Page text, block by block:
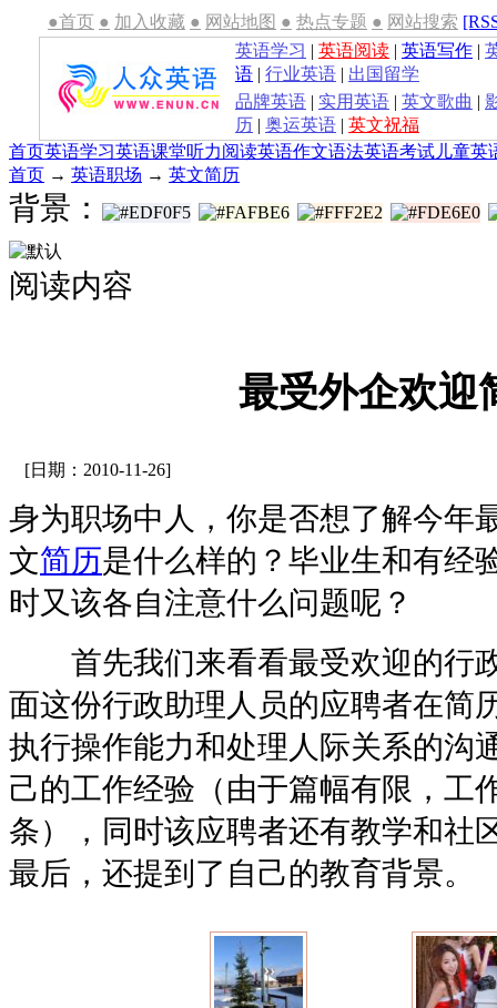
●首页 ● 加入收藏 ● 网站地图 ● 热点专题 ● 网站搜索
英语学习 | 英语阅读 | 英语写作 |
语 | 行业英语 | 出国留学
品牌英语 | 实用英语 | 英文歌曲 |
历 | 奥运英语 | 英文祝福
首页英语学习英语课堂听力阅读英语作文语法英语考试 儿童英
首页 → 英语职场 → 英文简历
背景：
阅读内容
最受外企欢迎
[日期：2010-11-26]
身为职场中人，你是否想了解今年
文简历是什么样的？毕业生和有经
时又该各自注意什么问题呢？
首先我们来看看最受欢迎的行
面这份行政助理人员的应聘者在简
执行操作能力和处理人际关系的沟
己的工作经验（由于篇幅有限，工
条），同时该应聘者还有教学和社
最后，还提到了自己的教育背景。